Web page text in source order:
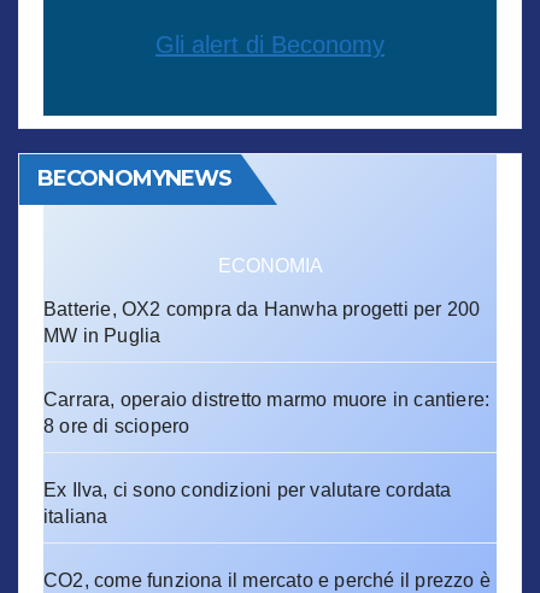
Gli alert di Beconomy
BECONOMYNEWS
ECONOMIA
Batterie, OX2 compra da Hanwha progetti per 200
MW in Puglia
Carrara, operaio distretto marmo muore in cantiere:
8 ore di sciopero
Ex Ilva, ci sono condizioni per valutare cordata
italiana
CO2, come funziona il mercato e perché il prezzo è